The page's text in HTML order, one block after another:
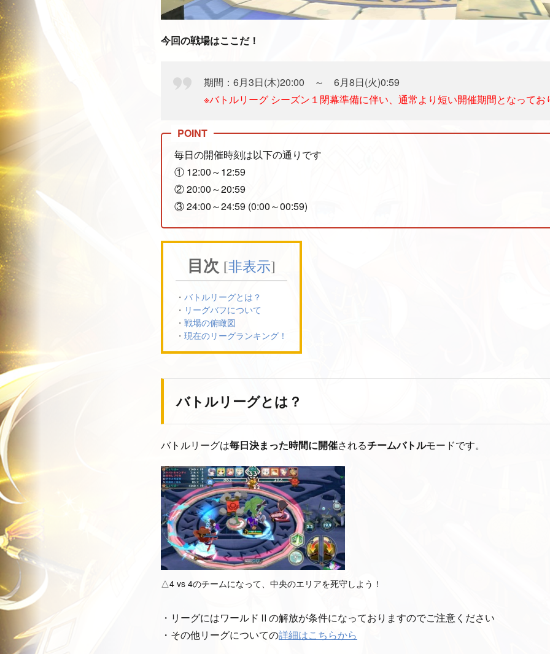
今回の戦場はここだ！
期間：6月3日(木)20:00 ～ 6月8日(火)0:59
※バトルリーグ シーズン１閉幕準備に伴い、通常より短い開催期間となってお
毎日の開催時刻は以下の通りです
① 12:00～12:59
② 20:00～20:59
③ 24:00～24:59 (0:00～00:59)
目次 [非表示]
バトルリーグとは？
リーグバフについて
戦場の俯瞰図
現在のリーグランキング！
バトルリーグとは？
バトルリーグは毎日決まった時間に開催されるチームバトルモードです。
△4 vs 4のチームになって、中央のエリアを死守しよう！
・リーグにはワールドⅡの解放が条件になっておりますのでご注意ください
・その他リーグについての詳細はこちらから